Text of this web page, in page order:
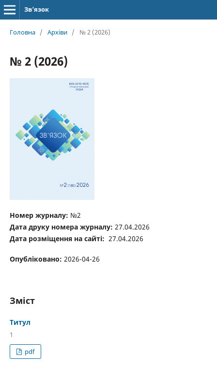
Зв’язок
Головна / Архіви / № 2 (2026)
№ 2 (2026)
Номер журналу: №2
Дата друку номера журналу: 27.04.2026
Дата розміщення на сайті: 27.04.2026
Опубліковано: 2026-04-26
Зміст
Титул
1
pdf